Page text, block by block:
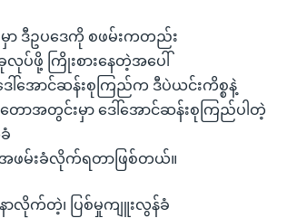
ာ ဒီဥပဒေကို စဖမ်းကတည်း
ဖို့ ကြိုးစားနေတဲ့အပေါ်
အောင်ဆန်းစုကြည်က ဒီပဲယင်းကိစ္စနဲ့
ာအတွင်းမှာ ဒေါ်အောင်ဆန်းစုကြည်ပါတဲ့
ဖမ်းခံလိုက်ရတာဖြစ်တယ်။
နာလိုက်တဲ့၊ ပြစ်မှုကျူးလွန်ခံ